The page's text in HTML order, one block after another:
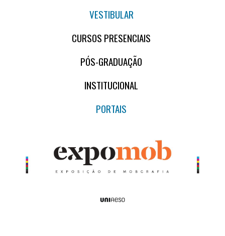
VESTIBULAR
CURSOS PRESENCIAIS
PÓS-GRADUAÇÃO
INSTITUCIONAL
PORTAIS